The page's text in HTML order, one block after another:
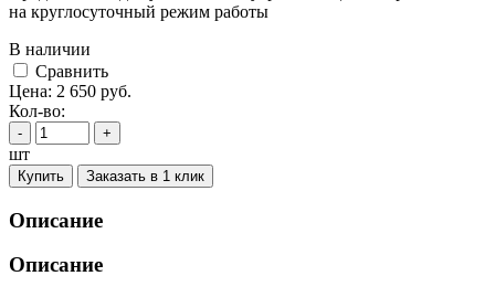
на круглосуточный режим работы
В наличии
Cравнить
Цена: 2 650 руб.
Кол-во:
- +
шт
Купить Заказать в 1 клик
Описание
Описание